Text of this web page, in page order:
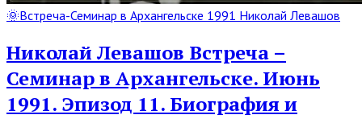
Read
Post
🌞Встреча-Семинар в Архангельске 1991 Николай Левашов
Николай Левашов Встреча –
Семинар в Архангельске. Июнь
1991. Эпизод 11. Биография и